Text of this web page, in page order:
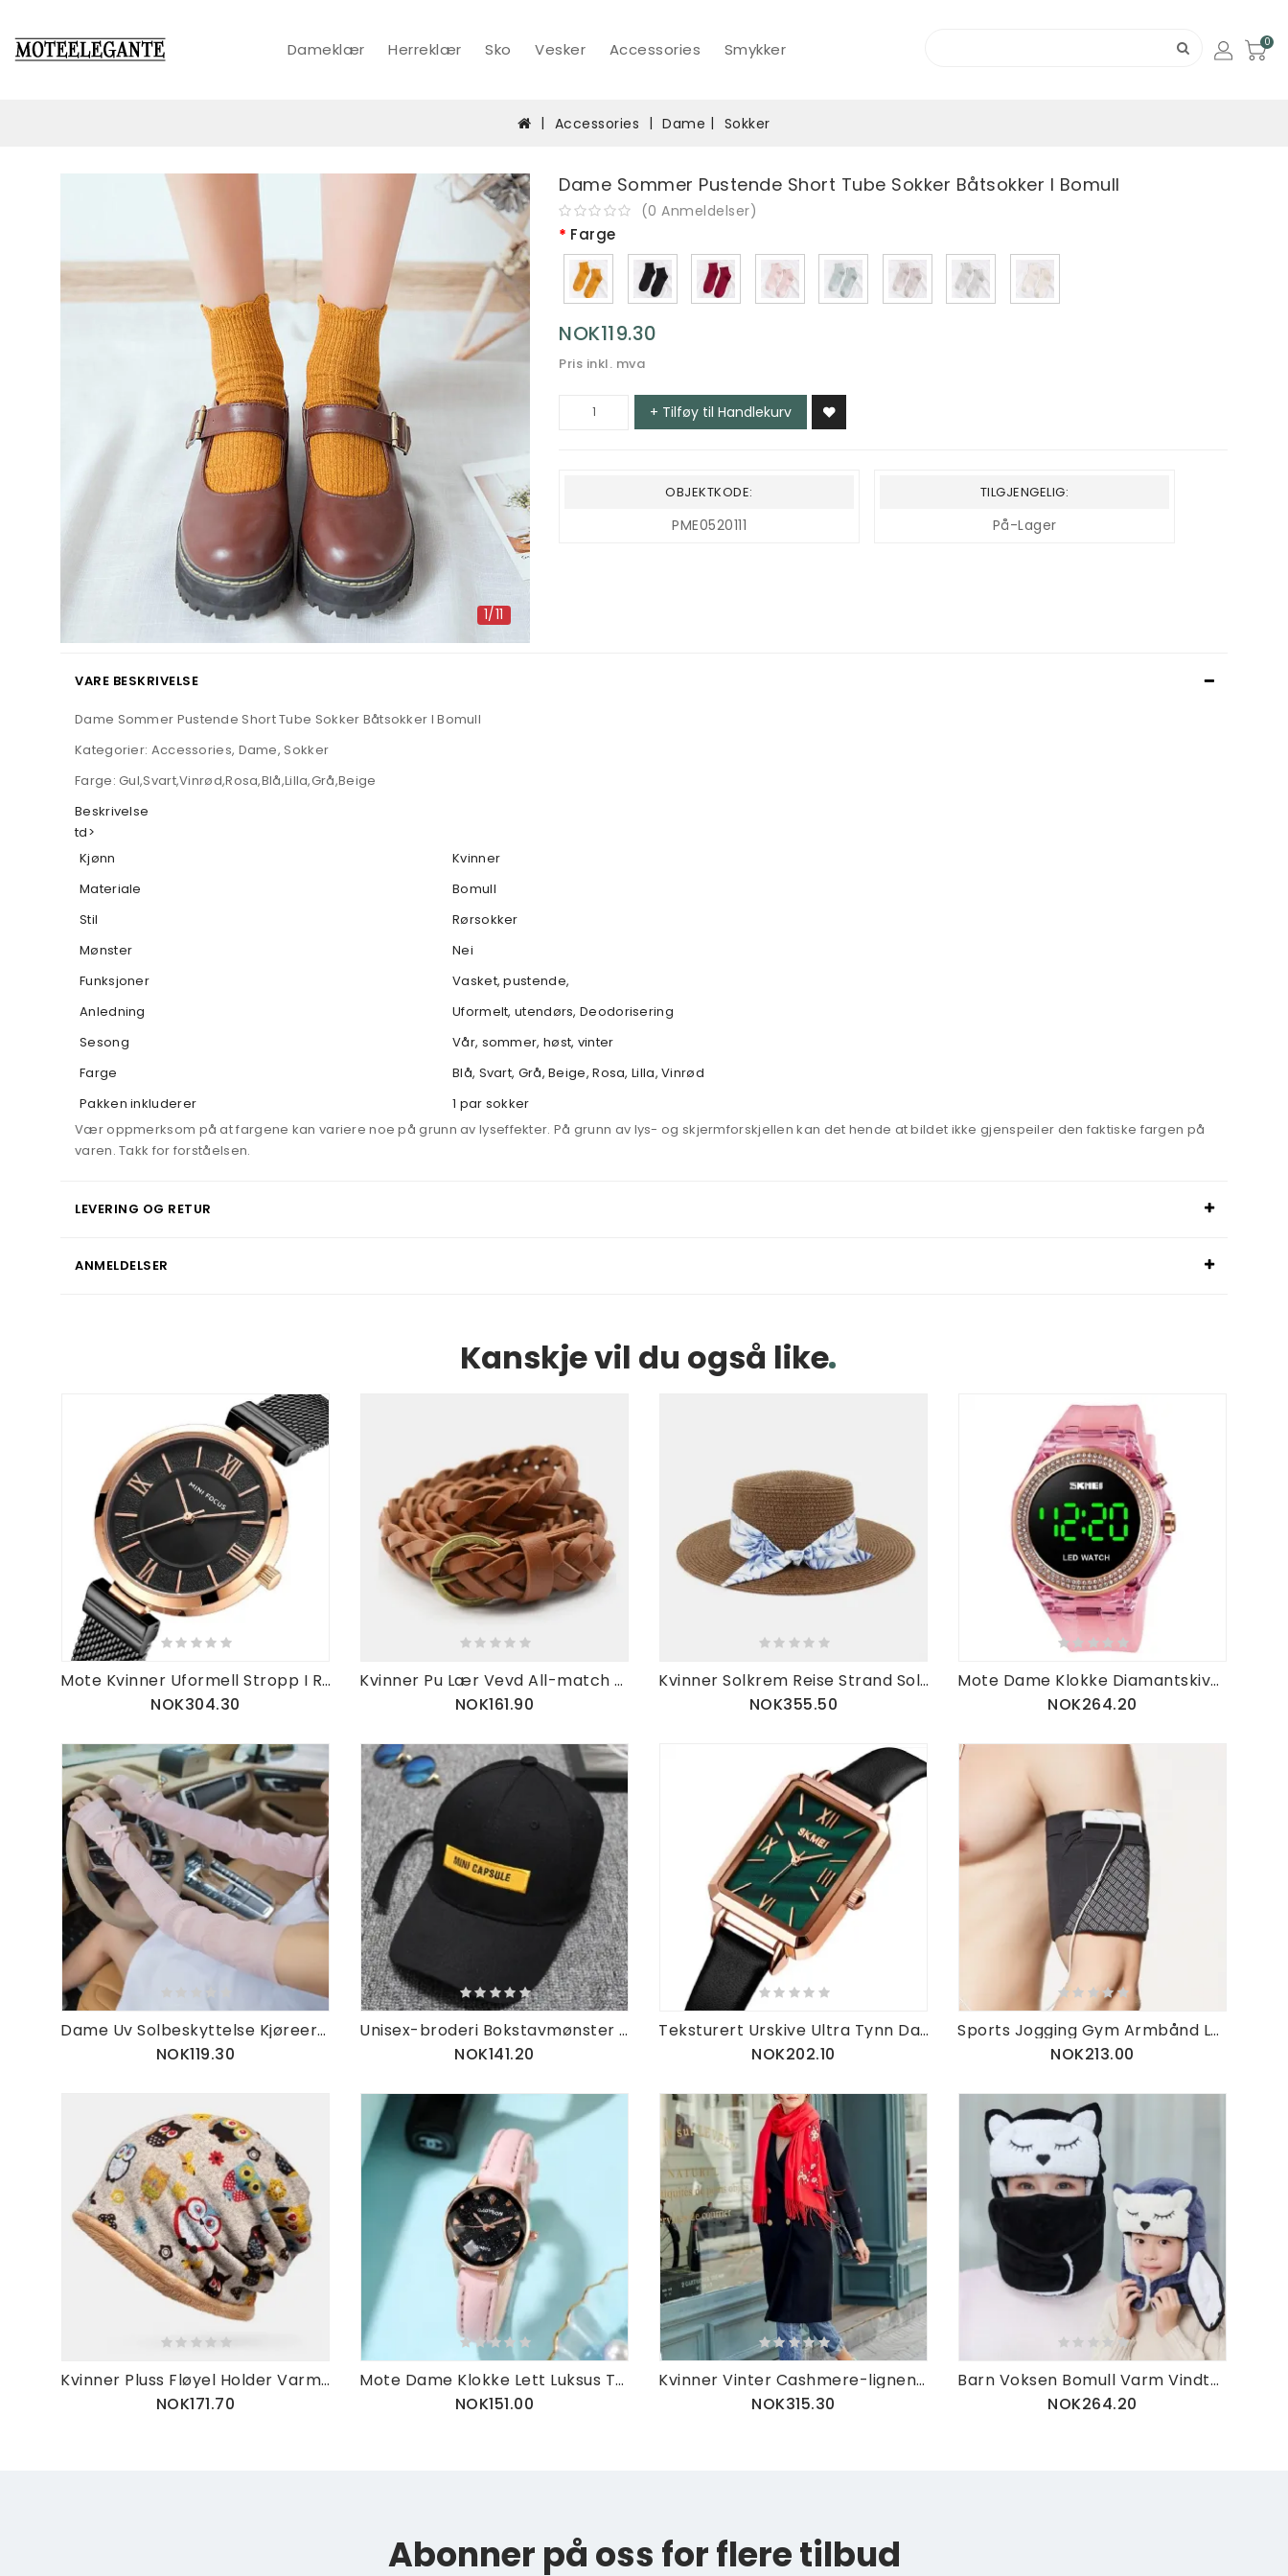
Dameklær Herreklær Sko Vesker Accessories Smykker 0
Accessories Dame Sokker
1/11
Dame Sommer Pustende Short Tube Sokker Båtsokker I Bomull
(0 Anmeldelser)
Farge
NOK119.30
Pris inkl. mva
+ Tilføy til Handlekurv
OBJEKTKODE:
PME0520111
TILGJENGELIG:
På-Lager
VARE BESKRIVELSE
Dame Sommer Pustende Short Tube Sokker Båtsokker I Bomull
Kategorier: Accessories, Dame, Sokker
Farge: Gul,Svart,Vinrød,Rosa,Blå,Lilla,Grå,Beige
Beskrivelse
td>
Kjønn
Kvinner
Materiale
Bomull
Stil
Rørsokker
Mønster
Nei
Funksjoner
Vasket, pustende,
Anledning
Uformelt, utendørs, Deodorisering
Sesong
Vår, sommer, høst, vinter
Farge
Blå, Svart, Grå, Beige, Rosa, Lilla, Vinrød
Pakken inkluderer
1 par sokker
Vær oppmerksom på at fargene kan variere noe på grunn av lyseffekter. På grunn av lys- og skjermforskjellen kan det hende at bildet ikke gjenspeiler den faktiske fargen på
varen. Takk for forståelsen.
LEVERING OG RETUR
ANMELDELSER
Kanskje vil du også like
Mote Kvinner Uformell Stropp I Rustfritt Stål Vanntett Årsak Kvart Kvartsklokke
NOK304.30
Kvinner Pu Lær Vevd All-match Skjørt Jeans Mote Uformell Solide Damebelter
NOK161.90
Kvinner Solkrem Reise Strand Solhatt Elegant Bowknot Jazz Hatter Flate Hatter Straw Hat
NOK355.50
Mote Dame Klokke Diamantskive Transparent Pu Strap Lysende Display Lady Digital Watch
NOK264.20
Dame Uv Solbeskyttelse Kjøreermer Hansker Sommer Sykkelarmermer Arm Kjølehansker
NOK119.30
Unisex-broderi Bokstavmønster Uformell Kurvekant Visir Baseballhatt
NOK141.20
Teksturert Urskive Ultra Tynn Damearmbåndsur Fasjonabelt Skinnbånd Kvartsklokke
NOK202.10
Sports Jogging Gym Armbånd Løpeveske
NOK213.00
Kvinner Pluss Fløyel Holder Varmen Tegneserie Dyr Mønster Uformell Personlighet Elastisk Dobbel-bruk Nakkebeskyttelse Beanie-skjerf
NOK171.70
Mote Dame Klokke Lett Luksus Tredimensjonal Cut Glass Urskive Lærreim Kvartsklokke
NOK151.00
Kvinner Vinter Cashmere-lignende Plommebroderi Kvastskjerf
NOK315.30
Barn Voksen Bomull Varm Vindtett Øre Ansiktsbeskyttelse Tegneserie Utendørs Ridning Foreldre-barn Trapper Hat
NOK264.20
Abonner på oss for flere tilbud